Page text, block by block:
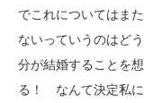
でこれについてはま
ないっていうのはど
分が結婚することを
る！ なんて決定私に